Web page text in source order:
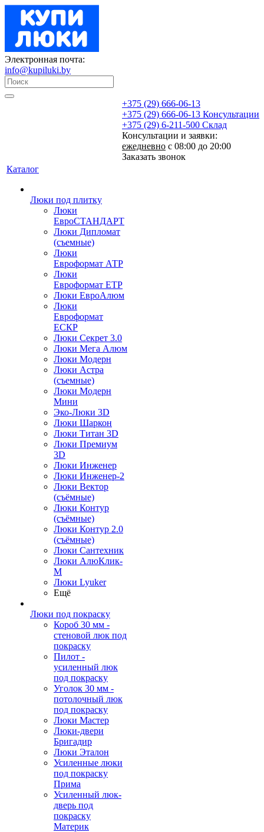
Электронная почта:
info@kupiluki.by
+375 (29) 666-06-13
+375 (29) 666-06-13 Консультации
+375 (29) 6-211-500 Склад
Консультации и заявки:
ежедневно с 08:00 до 20:00
Заказать звонок
Каталог
Люки под плитку
Люки
ЕвроСТАНДАРТ
Люки Дипломат
(съемные)
Люки
Евроформат АТР
Люки
Евроформат ЕТР
Люки ЕвроАлюм
Люки
Евроформат
ЕСКР
Люки Секрет 3.0
Люки Мега Алюм
Люки Модерн
Люки Астра
(съемные)
Люки Модерн
Мини
Эко-Люки 3D
Люки Шаркон
Люки Титан 3D
Люки Премиум
3D
Люки Инженер
Люки Инженер-2
Люки Вектор
(съёмные)
Люки Контур
(съёмные)
Люки Контур 2.0
(съёмные)
Люки Сантехник
Люки АлюКлик-
М
Люки Lyuker
Ещё
Люки под покраску
Короб 30 мм -
стеновой люк под
покраску
Пилот -
усиленный люк
под покраску
Уголок 30 мм -
потолочный люк
под покраску
Люки Мастер
Люки-двери
Бригадир
Люки Эталон
Усиленные люки
под покраску
Прима
Усиленный люк-
дверь под
покраску
Материк